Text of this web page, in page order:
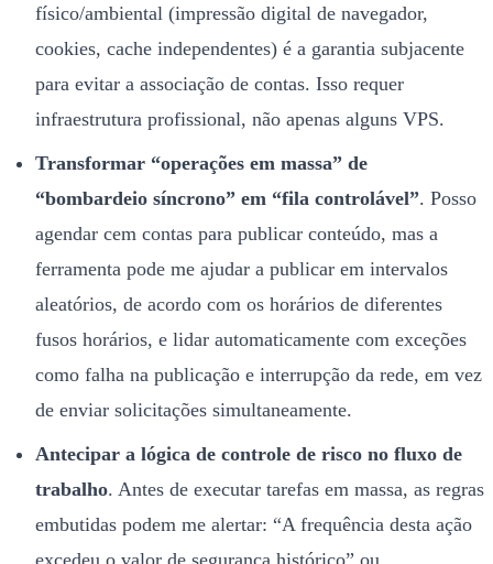
físico/ambiental (impressão digital de navegador,
cookies, cache independentes) é a garantia subjacente
para evitar a associação de contas. Isso requer
infraestrutura profissional, não apenas alguns VPS.
Transformar “operações em massa” de
“bombardeio síncrono” em “fila controlável”. Posso
agendar cem contas para publicar conteúdo, mas a
ferramenta pode me ajudar a publicar em intervalos
aleatórios, de acordo com os horários de diferentes
fusos horários, e lidar automaticamente com exceções
como falha na publicação e interrupção da rede, em vez
de enviar solicitações simultaneamente.
Antecipar a lógica de controle de risco no fluxo de
trabalho. Antes de executar tarefas em massa, as regras
embutidas podem me alertar: “A frequência desta ação
excedeu o valor de segurança histórico” ou